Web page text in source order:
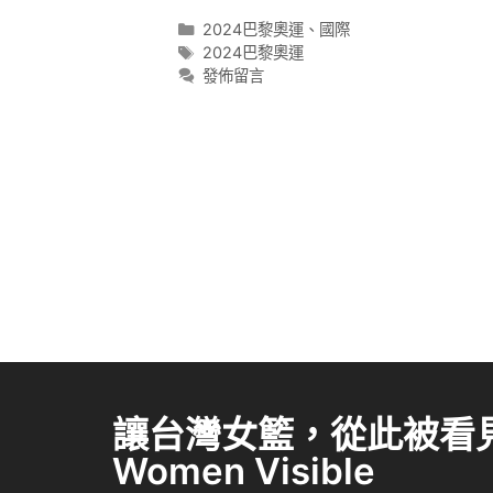
2024巴黎奧運、 國際
2024巴黎奧運
發佈留言
讓台灣女籃，從此被
Women Visible